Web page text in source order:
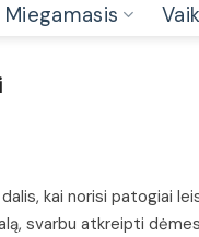
Miegamasis
kai norisi patogiai
svarbu atkreipti